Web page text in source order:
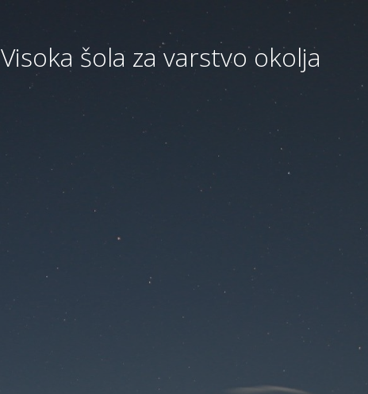
Visoka šola za varstvo okolja